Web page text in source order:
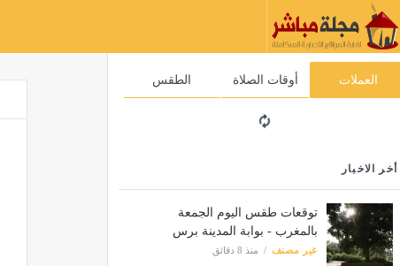
العملات أوقات الصلاة الطقس
أخر الاخبار
توقعات طقس اليوم الجمعة
بالمغرب - بوابة المدينة برس
غير مصنف منذ 8 دقائق